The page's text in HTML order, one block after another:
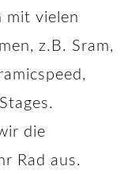
mit vielen
z.B. Sram,
die
Rad aus.